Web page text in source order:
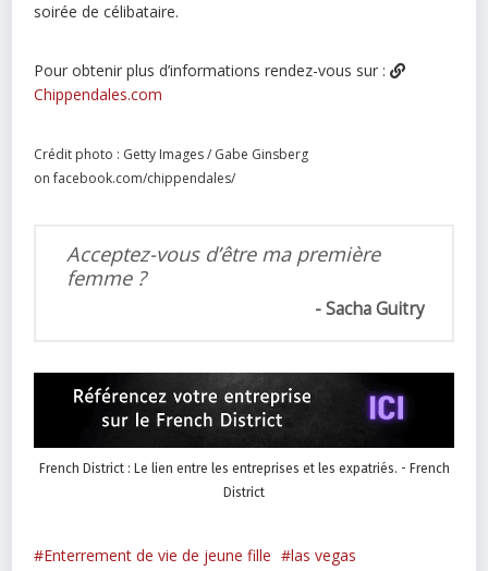
soirée de célibataire.
Pour obtenir plus d’informations rendez-vous sur :
Chippendales.com
Crédit photo : Getty Images / Gabe Ginsberg
on facebook.com/chippendales/
Acceptez-vous d’être ma première
femme ?
Sacha Guitry
French District : Le lien entre les entreprises et les expatriés. - French
District
Enterrement de vie de jeune fille las vegas